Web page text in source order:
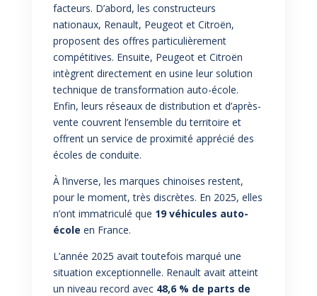
facteurs. D’abord, les constructeurs
nationaux, Renault, Peugeot et Citroën,
proposent des offres particulièrement
compétitives. Ensuite, Peugeot et Citroën
intègrent directement en usine leur solution
technique de transformation auto-école.
Enfin, leurs réseaux de distribution et d’après-
vente couvrent l’ensemble du territoire et
offrent un service de proximité apprécié des
écoles de conduite.
À l’inverse, les marques chinoises restent,
pour le moment, très discrètes. En 2025, elles
n’ont immatriculé que 19 véhicules auto-
école en France.
L’année 2025 avait toutefois marqué une
situation exceptionnelle. Renault avait atteint
un niveau record avec 48,6 % de parts de